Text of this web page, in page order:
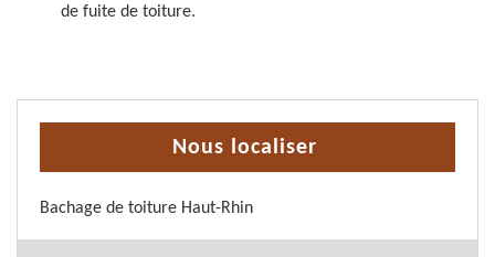
de fuite de toiture.
Nous localiser
Bachage de toiture Haut-Rhin